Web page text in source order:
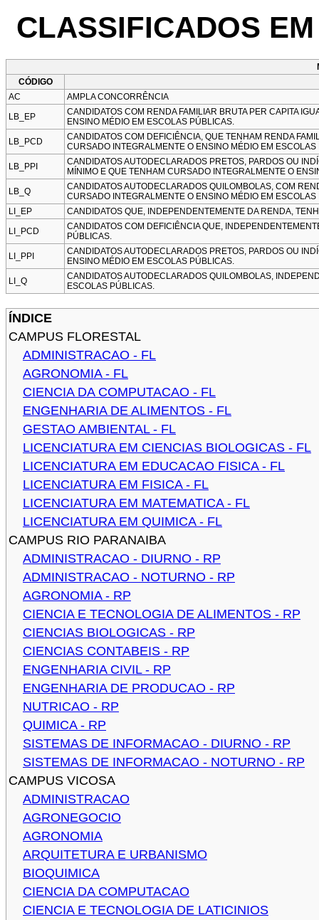
CLASSIFICADOS
CÓDIGO
AC
AMPLA CONCORRÊNCIA
LB_EP
CANDIDATOS COM RENDA FAMILIAR BRUTA PER CAPITA
ENSINO MÉDIO EM ESCOLAS PÚBLICAS.
LB_PCD
CANDIDATOS COM DEFICIÊNCIA, QUE TENHAM RENDA
CURSADO INTEGRALMENTE O ENSINO MÉDIO EM ESCOLAS
LB_PPI
CANDIDATOS AUTODECLARADOS PRETOS, PARDOS OU
MÍNIMO E QUE TENHAM CURSADO INTEGRALMENTE O
LB_Q
CANDIDATOS AUTODECLARADOS QUILOMBOLAS, COM
CURSADO INTEGRALMENTE O ENSINO MÉDIO EM ESCOLAS
LI_EP
CANDIDATOS QUE, INDEPENDENTEMENTE DA RENDA,
LI_PCD
CANDIDATOS COM DEFICIÊNCIA QUE,
PÚBLICAS.
LI_PPI
CANDIDATOS AUTODECLARADOS PRETOS, PARDOS OU
ENSINO MÉDIO EM ESCOLAS PÚBLICAS.
LI_Q
CANDIDATOS AUTODECLARADOS QUILOMBOLAS,
ESCOLAS PÚBLICAS.
ÍNDICE
CAMPUS FLORESTAL
ADMINISTRACAO - FL
AGRONOMIA - FL
CIENCIA DA COMPUTACAO - FL
ENGENHARIA DE ALIMENTOS - FL
GESTAO AMBIENTAL - FL
LICENCIATURA EM CIENCIAS BIOLOGICAS - FL
LICENCIATURA EM EDUCACAO FISICA - FL
LICENCIATURA EM FISICA - FL
LICENCIATURA EM MATEMATICA - FL
LICENCIATURA EM QUIMICA - FL
CAMPUS RIO PARANAIBA
ADMINISTRACAO - DIURNO - RP
ADMINISTRACAO - NOTURNO - RP
AGRONOMIA - RP
CIENCIA E TECNOLOGIA DE ALIMENTOS - RP
CIENCIAS BIOLOGICAS - RP
CIENCIAS CONTABEIS - RP
ENGENHARIA CIVIL - RP
ENGENHARIA DE PRODUCAO - RP
NUTRICAO - RP
QUIMICA - RP
SISTEMAS DE INFORMACAO - DIURNO - RP
SISTEMAS DE INFORMACAO - NOTURNO - RP
CAMPUS VICOSA
ADMINISTRACAO
AGRONEGOCIO
AGRONOMIA
ARQUITETURA E URBANISMO
BIOQUIMICA
CIENCIA DA COMPUTACAO
CIENCIA E TECNOLOGIA DE LATICINIOS